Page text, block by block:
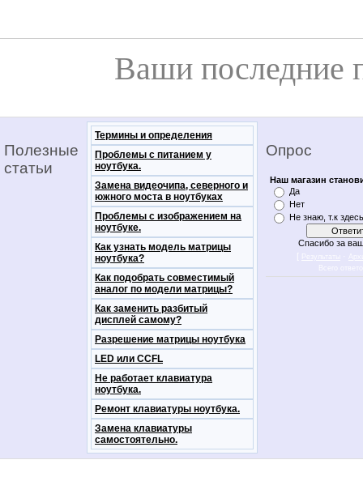
Ваши последние
Полезные
статьи
Термины и определения
Проблемы с питанием у
ноутбука.
Замена видеочипа, северного и
южного моста в ноутбуках
Проблемы с изображением на
ноутбуке.
Как узнать модель матрицы
ноутбука?
Как подобрать совместимый
аналог по модели матрицы?
Как заменить разбитый
дисплей самому?
Разрешение матрицы ноутбука
LED или CCFL
Не работает клавиатура
ноутбука.
Ремонт клавиатуры ноутбука.
Замена клавиатуры
самостоятельно.
Опрос
Наш магазин
Да
Нет
Не знаю, т.к
Спасибо за